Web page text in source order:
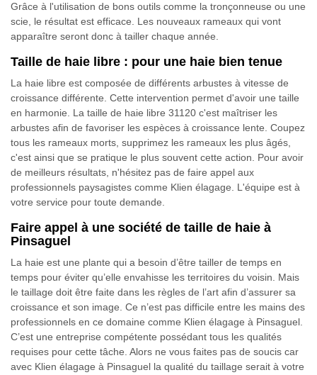
Grâce à l'utilisation de bons outils comme la tronçonneuse ou une
scie, le résultat est efficace. Les nouveaux rameaux qui vont
apparaître seront donc à tailler chaque année.
Taille de haie libre : pour une haie bien tenue
La haie libre est composée de différents arbustes à vitesse de
croissance différente. Cette intervention permet d'avoir une taille
en harmonie. La taille de haie libre 31120 c'est maîtriser les
arbustes afin de favoriser les espèces à croissance lente. Coupez
tous les rameaux morts, supprimez les rameaux les plus âgés,
c'est ainsi que se pratique le plus souvent cette action. Pour avoir
de meilleurs résultats, n'hésitez pas de faire appel aux
professionnels paysagistes comme Klien élagage. L'équipe est à
votre service pour toute demande.
Faire appel à une société de taille de haie à
Pinsaguel
La haie est une plante qui a besoin d’être tailler de temps en
temps pour éviter qu’elle envahisse les territoires du voisin. Mais
le taillage doit être faite dans les règles de l’art afin d’assurer sa
croissance et son image. Ce n’est pas difficile entre les mains des
professionnels en ce domaine comme Klien élagage à Pinsaguel.
C’est une entreprise compétente possédant tous les qualités
requises pour cette tâche. Alors ne vous faites pas de soucis car
avec Klien élagage à Pinsaguel la qualité du taillage serait à votre